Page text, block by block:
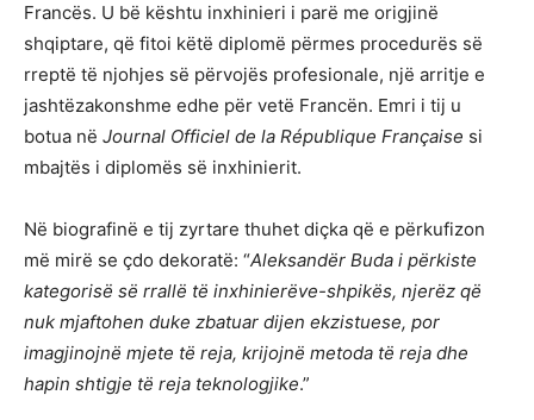
Francës. U bë kështu inxhinieri i parë me origjinë
shqiptare, që fitoi këtë diplomë përmes procedurës së
rreptë të njohjes së përvojës profesionale, një arritje e
jashtëzakonshme edhe për vetë Francën. Emri i tij u
botua në Journal Officiel de la République Française si
mbajtës i diplomës së inxhinierit.
Në biografinë e tij zyrtare thuhet diçka që e përkufizon
më mirë se çdo dekoratë: “Aleksandër Buda i përkiste
kategorisë së rrallë të inxhinierëve-shpikës, njerëz që
nuk mjaftohen duke zbatuar dijen ekzistuese, por
imagjinojnë mjete të reja, krijojnë metoda të reja dhe
hapin shtigje të reja teknologjike.”